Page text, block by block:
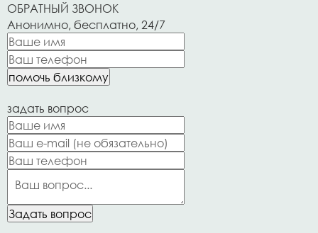
ОБРАТНЫЙ ЗВОНОК
Анонимно, бесплатно, 24/7
помочь близкому
задать вопрос
Задать вопрос